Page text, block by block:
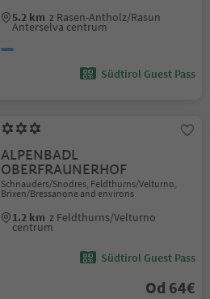
5.2 km z Rasen-Antholz/Rasun
Anterselva centrum
Südtirol Guest Pass
ALPENBADL
OBERFRAUNERHOF
Schnauders/Snodres, Feldthurns/Velturno,
Brixen/Bressanone and environs
1.2 km z Feldthurns/Velturno
centrum
Südtirol Guest Pass
Od 64€